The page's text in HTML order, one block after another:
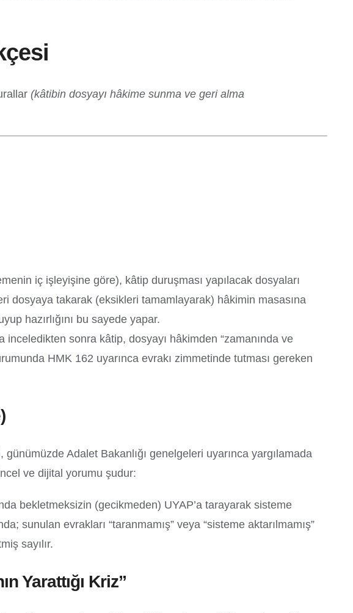
(kâtibin dosyayı hâkime sunma ve geri alma
iç işleyişine göre), kâtip duruşması yapılacak dosyaları
dosyaya takarak (eksikleri tamamlayarak) hâkimin masasına
hazırlığını bu sayede yapar.
inceledikten sonra kâtip, dosyayı hâkimden “zamanında ve
HMK 162 uyarınca evrakı zimmetinde tutması gereken
Adalet Bakanlığı genelgeleri uyarınca yargılamada
ve dijital yorumu şudur:
bekletmeksizin (gecikmeden) UYAP’a tarayarak sisteme
sunulan evrakları “taranmamış” veya “sisteme aktarılmamış”
sayılır.
Yarattığı Kriz”